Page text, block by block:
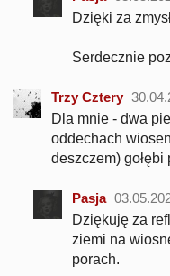
Dzięki za
Serdecznie
Trzy Cztery
Dla mnie - dwa
oddechach
deszczem) gołębi
Pasja
Dziękuję za
ziemi na
porach.